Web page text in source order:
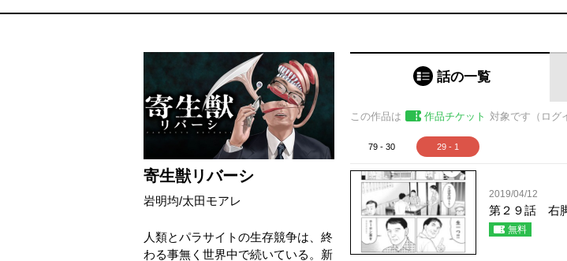
寄生獣リバーシ
岩明均/太田モアレ
人類とパラサイトの生存競争は、終
わる事無く世界中で続いている。新
話の一覧
この作品は 作品チケット 対象です（ログ
79 - 30 29 - 1
2019/04/12
第２９話 右
無料